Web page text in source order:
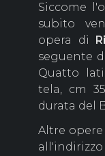
Siccome
subito
opera di
seguente
Quatto
tela, cm
durata del
Altre opere
all'indirizzo